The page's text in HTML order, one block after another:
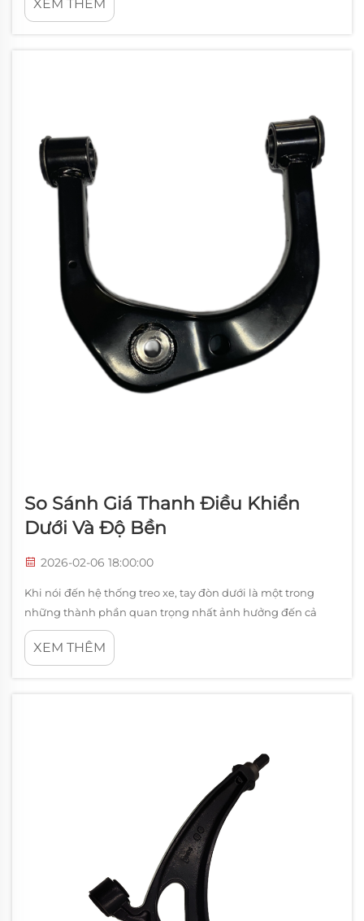
này kết nối moay-ơ bánh xe với khung xe, cho phép...
XEM THÊM
So Sánh Giá Thanh Điều Khiển
Dưới Và Độ Bền
2026-02-06 18:00:00
Khi nói đến hệ thống treo xe, tay đòn dưới là một trong
những thành phần quan trọng nhất ảnh hưởng đến cả
hiệu suất và độ an toàn. Bộ phận thiết yếu này kết nối
khung xe với cụm bánh xe, kiểm soát chuyển động thẳng
XEM THÊM